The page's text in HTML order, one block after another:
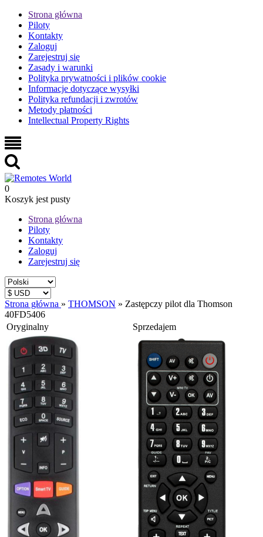
Strona główna
Piloty
Kontakty
Zaloguj
Zarejestruj się
Zasady i warunki
Polityka prywatności i plików cookie
Informacje dotyczące wysyłki
Polityka refundacji i zwrotów
Metody płatności
Intellectual Property Rights
0
Koszyk jest pusty
Strona główna
Piloty
Kontakty
Zaloguj
Zarejestruj się
Strona główna » THOMSON » Zastępczy pilot dla Thomson
40FD5406
Oryginalny
Sprzedajem